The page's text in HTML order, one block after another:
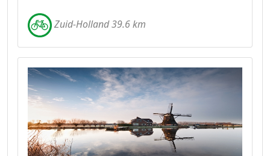
Zuid-Holland 39.6 km